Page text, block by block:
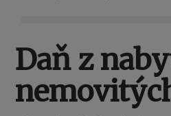
Daň z